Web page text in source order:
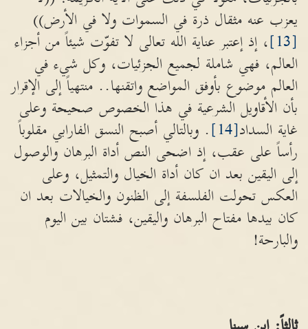
يعزب عنه مثقال ذرة في السموات ولا في الأرض))
[13]
، إذ إعتبر عناية الله تعالى لا تفوّت شيئاً من أجزاء
العالم، فهي شاملة لجميع الجزئيات، وكل شيء في
العالم موضوع بأوفق المواضع واتقنها.. منتهياً إلى الإقرار
بأن الأقاويل الشرعية في هذا الخصوص صحيحة وعلى
غاية السداد[14]
. وبالتالي أصبح النسق الفارابي مقلوباً
رأساً على عقب، إذ اضحى النص أداة البرهان والوصول
إلى اليقين بعد ان كان أداة الخيال والتمثيل، وعلى
العكس تحولت الفلسفة إلى الظنون والخيالات بعد ان
كان بيدها مفتاح البرهان واليقين، فشتان بين اليوم
والبارحة!